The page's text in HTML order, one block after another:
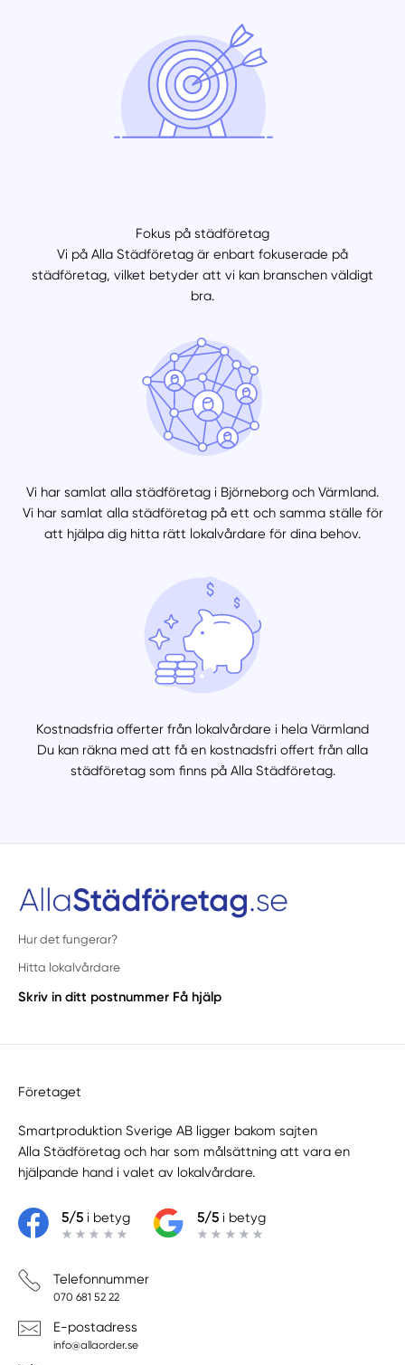
Fokus på städföretag
Vi på Alla Städföretag är enbart fokuserade på
städföretag, vilket betyder att vi kan branschen väldigt
bra.
Vi har samlat alla städföretag i Björneborg och Värmland.
Vi har samlat alla städföretag på ett och samma ställe för
att hjälpa dig hitta rätt lokalvårdare för dina behov.
Kostnadsfria offerter från lokalvårdare i hela Värmland
Du kan räkna med att få en kostnadsfri offert från alla
städföretag som finns på Alla Städföretag.
Hur det fungerar?
Hitta lokalvårdare
Skriv in ditt postnummer Få hjälp
Företaget
Smartproduktion Sverige AB ligger bakom sajten
Alla Städföretag och har som målsättning att vara en
hjälpande hand i valet av lokalvårdare.
5/5i betyg 5/5i betyg
Telefonnummer
070 681 52 22
E-postadress
info@allaorder.se